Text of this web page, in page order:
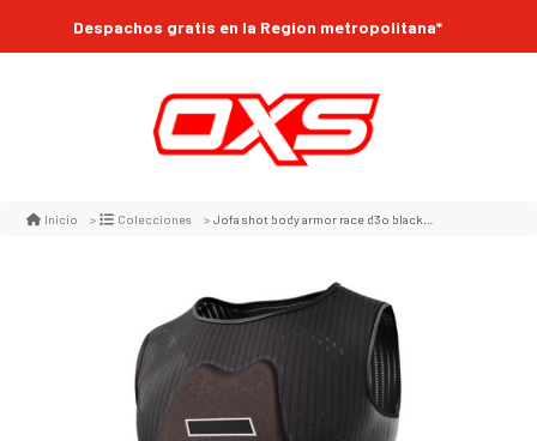
Despachos gratis en la Region metropolitana*
Inicio Colecciones Jofa shot body armor race d3o black motocross enduro